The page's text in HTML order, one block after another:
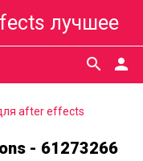
лучшее
person
search
after effects
- 61273266